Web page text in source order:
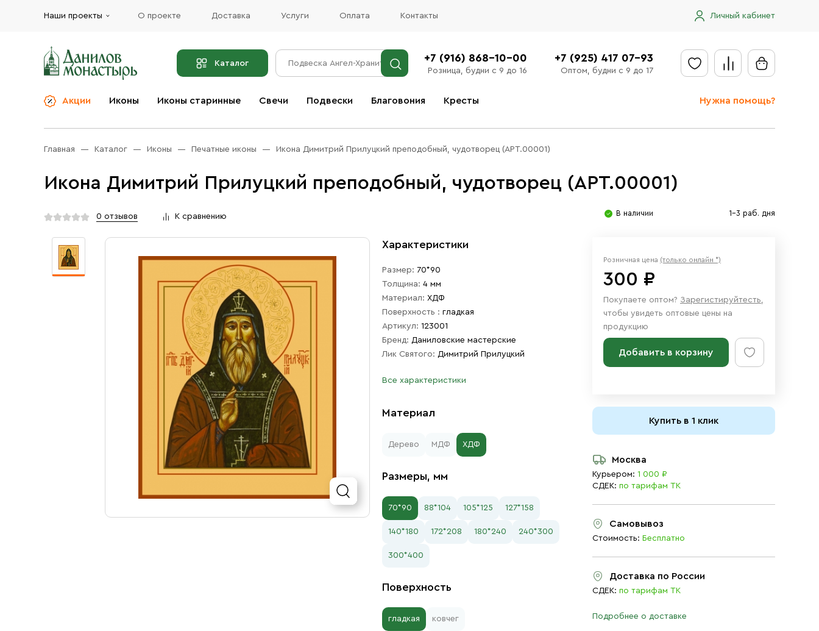
Наши проекты О проекте Доставка Услуги Оплата Контакты Личный кабинет
Каталог +7 (916) 868-10-00
Розница, будни с 9 до 16
+7 (925) 417 07-93
Оптом, будни с 9 до 17
Акции Иконы Иконы старинные Свечи Подвески Благовония Кресты Нужна помощь?
Отправить заявку
Церковная утварь
Иконы
Ювелирные изделия
Бренды
Услуги
Главная Каталог Иконы Печатные иконы Икона Димитрий Прилуцкий преподобный, чудотворец (АРТ.00001)
Икона Димитрий Прилуцкий преподобный, чудотворец (АРТ.00001)
0 отзывов К сравнению В наличии 1-3 раб. дня
Характеристики
Размер: 70*90
Толщина: 4 мм
Материал: ХДФ
Поверхность : гладкая
Артикул: 123001
Бренд: Даниловские мастерские
Лик Святого: Димитрий Прилуцкий
Все характеристики
Материал
Дерево МДФ ХДФ
Размеры, мм
70*90 88*104 105*125 127*158
140*180 172*208 180*240 240*300
300*400
Поверхность
гладкая ковчег
Розничная цена (только онлайн *)
300 ₽
Покупаете оптом? Зарегистируйтесть,
чтобы увидеть оптовые цены на
продукцию
Добавить в корзину
Купить в 1 клик
Москва
Курьером: 1 000 ₽
СДЕК: по тарифам ТК
Самовывоз
Стоимость: Бесплатно
Доставка по России
СДЕК: по тарифам ТК
Подробнее о доставке